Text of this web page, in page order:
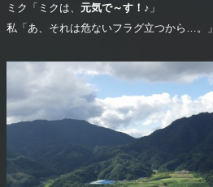
ミク「ミクは、 元気で～す！ ♪」
私「あ、それは危ないフラグ立つから…。」